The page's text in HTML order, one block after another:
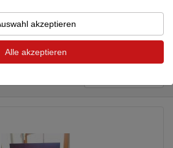
Neues Gesuch
akzeptieren
Alle akzeptieren